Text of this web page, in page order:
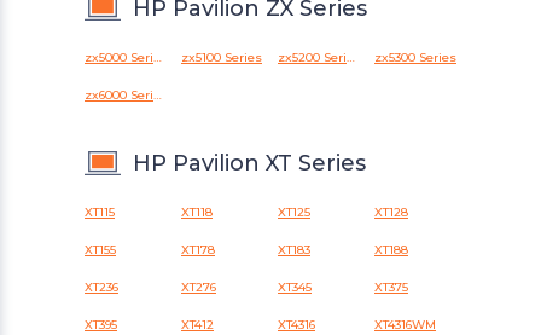
HP Pavilion ZX Series
zx5000 Series zx5100 Series zx5200 Series zx5300 Series
zx6000 Series
HP Pavilion XT Series
XT115 XT118 XT125 XT128
XT155 XT178 XT183 XT188
XT236 XT276 XT345 XT375
XT395 XT412 XT4316 XT4316WM